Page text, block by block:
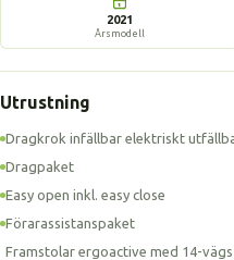
2021
Årsmodell
Utrustning
Dragkrok infällbar elektriskt
Dragpaket
Easy open inkl. easy close
Förarassistanspaket
Framstolar ergoactive med 14-